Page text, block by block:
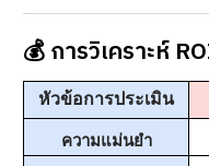
💰 การวิเคราะห์
หัวข้อการประเมิน
ความแม่นยำ